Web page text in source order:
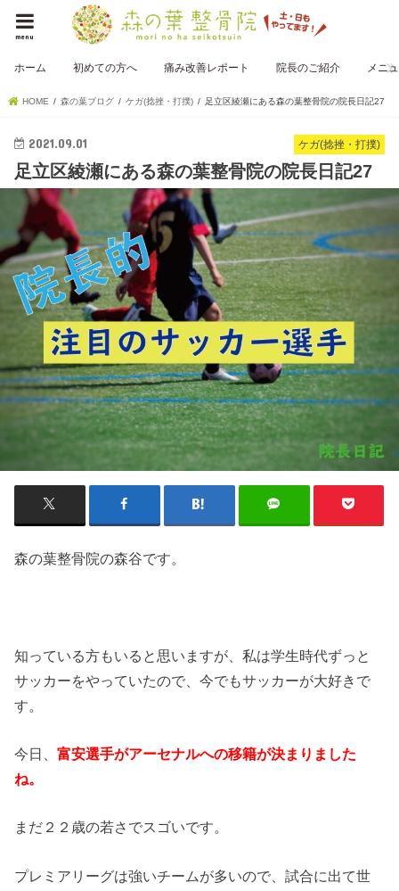
menu
ホーム 初めての方へ 痛み改善レポート 院長のご紹介 メニ
HOME 森の葉ブログ ケガ(捻挫・打撲) 足立区綾瀬にある森の葉整骨院の院長日記27
ケガ(捻挫・打撲)
2021.09.01
足立区綾瀬にある森の葉整骨院の院長日記27
森の葉整骨院の森谷です。
知っている方もいると思いますが、私は学生時代ずっと
サッカーをやっていたので、今でもサッカーが大好きで
す。
今日、富安選手がアーセナルへの移籍が決まりました
ね。
まだ２２歳の若さでスゴいです。
プレミアリーグは強いチームが多いので、試合に出て世